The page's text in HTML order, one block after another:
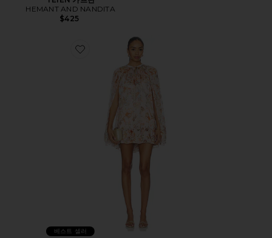
HEMANT AND NANDITA
$425
Favorite DRESS 원피스
베스트 셀러